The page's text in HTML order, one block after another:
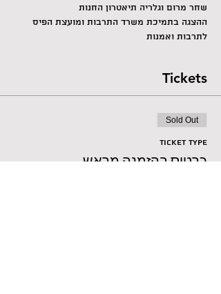
שחר מרום וגלריה תיאטרון החנות
ההצגה בתמיכת משרד התרבות ומועצת הפיס
לתרבות ואמנות
Tickets
Sold Out
Ticket type
כרטיס בהזמנה מראש